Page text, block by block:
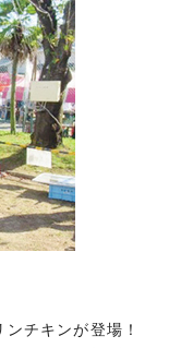
チキンが登場！